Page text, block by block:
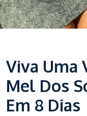
Viva Uma
Mel Dos
Em 8 Dias